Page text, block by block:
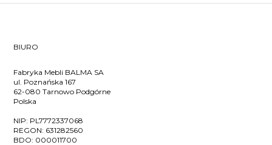
BIURO
Fabryka Mebli BALMA SA
ul. Poznańska 167
62-080 Tarnowo Podgórne
Polska
NIP: PL7772337068
REGON: 631282560
BDO: 000011700